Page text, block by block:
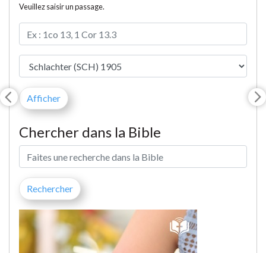
Veuillez saisir un passage.
Chercher dans la Bible